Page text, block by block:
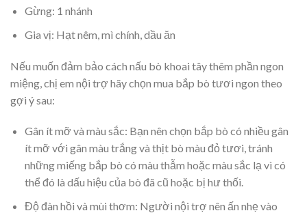
Gừng: 1 nhánh
Gia vị: Hạt nêm, mì chính, dầu ăn
Nếu muốn đảm bảo cách nấu bò khoai tây thêm phần ngon
miệng, chị em nội trợ hãy chọn mua bắp bò tươi ngon theo
gợi ý sau:
Gân ít mỡ và màu sắc: Bạn nên chọn bắp bò có nhiều gân
ít mỡ với gân màu trắng và thịt bò màu đỏ tươi, tránh
những miếng bắp bò có màu thẫm hoặc màu sắc lạ vì có
thể đó là dấu hiệu của bò đã cũ hoặc bị hư thối.
Độ đàn hồi và mùi thơm: Người nội trợ nên ấn nhẹ vào